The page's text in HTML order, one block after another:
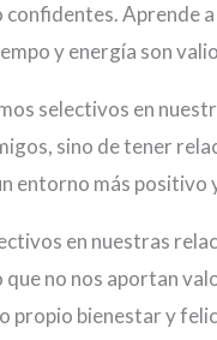
confidentes. Aprende
y energía son
selectivos en
sino de tener
entorno más
en nuestras
que no nos aportan
propio bienestar y